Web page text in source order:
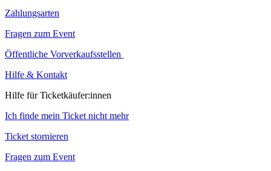
Zahlungsarten
Fragen zum Event
Öffentliche Vorverkaufsstellen
Hilfe & Kontakt
Hilfe für Ticketkäufer:innen
Ich finde mein Ticket nicht mehr
Ticket stornieren
Fragen zum Event